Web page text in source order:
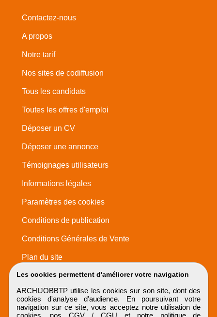
Les cookies permettent d'améliorer votre navigation
ARCHIJOBBTP utilise les cookies sur son site, dont des
cookies d'analyse d'audience. En poursuivant votre
navigation sur ce site, vous acceptez notre utilisation de
cookies, nos CGV / CGU et notre politique de
Contactez-nous
A propos
Notre tarif
Nos sites de codiffusion
Tous les candidats
Toutes les offres d'emploi
Déposer un CV
Déposer une annonce
Témoignages utilisateurs
Informations légales
Paramètres des cookies
Conditions de publication
Conditions Générales de Vente
Plan du site